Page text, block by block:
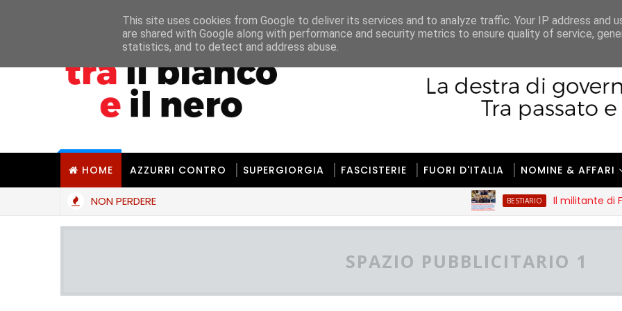
Chi Siamo Chi È UMT La Redazione Gerenza Contatti
HOME AZZURRI CONTRO SUPERGIORGIA FASCISTERIE FUORI D'ITALIA NOMINE & AFFARI
NON PERDERE BESTIARIO Il militante di Futuro
SPAZIO PUBBLICITARIO 1
This site uses cookies from Google to deliver its services and to analyze traffic. Your IP address and
are shared with Google along with performance and security metrics to ensure quality of service,
statistics, and to detect and address abuse.